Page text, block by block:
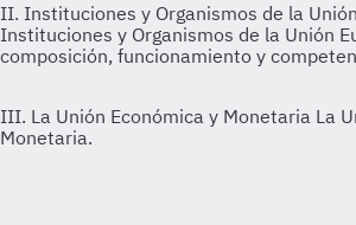
II. Instituciones y Organismos de la
Instituciones y Organismos de la Unión
composición, funcionamiento y
III. La Unión Económica y Monetaria La
Monetaria.